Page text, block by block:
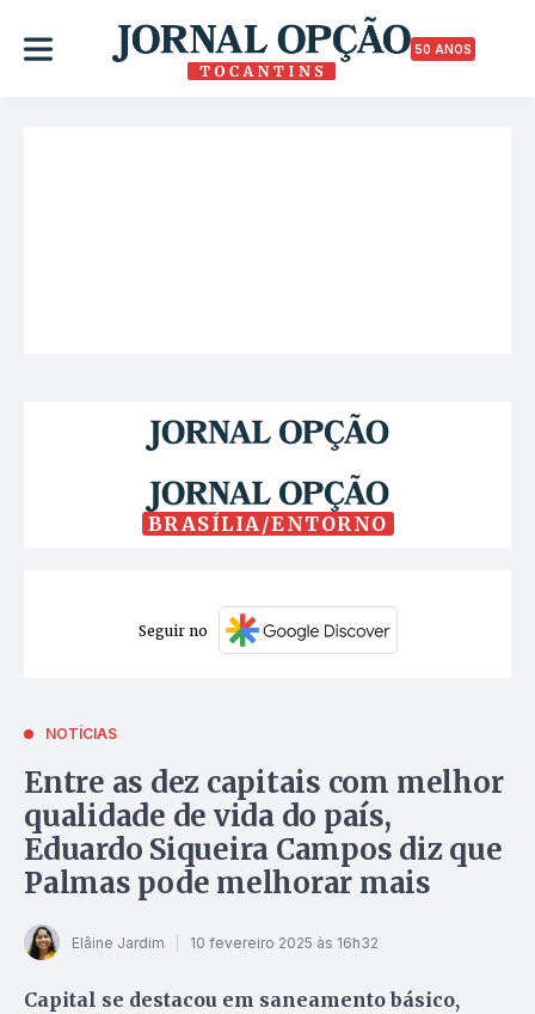
50 ANOS
BRASÍLIA/ENTORNO
Seguir no
NOTÍCIAS
Entre as dez capitais com melhor
qualidade de vida do país,
Eduardo Siqueira Campos diz que
Palmas pode melhorar mais
Elâine Jardim 10 fevereiro 2025 às 16h32
Capital se destacou em saneamento básico,